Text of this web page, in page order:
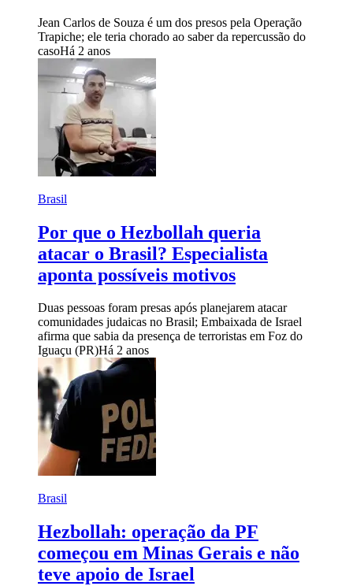
Jean Carlos de Souza é um dos presos pela Operação
Trapiche; ele teria chorado ao saber da repercussão do
casoHá 2 anos
Brasil
Por que o Hezbollah queria
atacar o Brasil? Especialista
aponta possíveis motivos
Duas pessoas foram presas após planejarem atacar
comunidades judaicas no Brasil; Embaixada de Israel
afirma que sabia da presença de terroristas em Foz do
Iguaçu (PR)Há 2 anos
Brasil
Hezbollah: operação da PF
começou em Minas Gerais e não
teve apoio de Israel